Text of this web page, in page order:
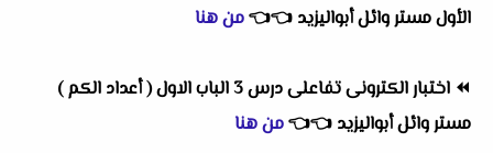
الأول مستر وائل أبواليزيد 👈
👈من هنا
⏪
اختبار الكترونى تفاعلى درس 3 الباب الاول ( أعداد الكم )
مستر وائل أبواليزيد 👈
👈من هنا